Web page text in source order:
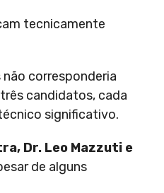
tecnicamente
corresponderia
candidatos, cada
significativo.
Dr. Leo Mazzuti e
de alguns